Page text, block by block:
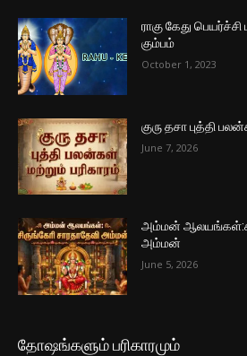
ராகு கேது
கும்பம்
October 1, 2023
குரு தசா புத்தி
June 7, 2026
அம்மன்
அம்மன்
June 5, 2026
தோஷங்களும் பரிகாரமும்